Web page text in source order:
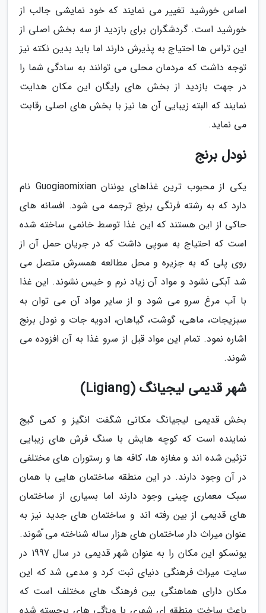
اساس خورشید تغییر می نمایند که خود نمایشی جالب از
خورشید است. گردشگران برای بازدید از سه بخش اصلی از
این تراس ها احتیاج به پذیرش دارند اما باید بدین نکته نیز
توجه داشت که مردمان محلی می توانند به سادگی شما را
در جهت بازدید از بخش های رایگان این مکان هدایت
نمایند که البته زیبایی آن ها نیز با بخش های اصلی رقابت
می نماید.
نودل برنج
یکی از محبوب ترین غذاهای یوننان Guogiaomixian نام
دارد که به رشته فرنگی برنج ترجمه می شود. افسانه های
حاکی از این هستند که این غذا توسط خانمی ساخته شده
است که احتیاج به سوپی داشت که در جریان حمل آن از
روی پلی که به جزیره و محل مطالعه همسرش متصل می
شد آبکی نشود و مواد آن زیاد نرم و خیس نشوند. این غذا
با آب مرغ سرو می شود و از سایر مواد آن می توان به
سبزیجات، ماهی، گوشت، گیاهان، ادویه جات و نودل برنج
اشاره نمود. تمام این مواد قبل از سرو غذا به آن افزوده می
شوند.
شهر قدیمی لیجیانگ (Ligiang)
بخش قدیمی لیجیانگ مکانی شگفت انگیز و کمی گیج
نماینده است که کوچه هایش با سنگ فرش های زیبایی
تزئین شده اند و مغازه ها، کافه ها و رستوران های مختلفی
در آن وجود دارند. در این منطقه ساختمان هایی با همان
سبک معماری چینی وجود دارند اما بسیاری از ساختمان
های قدیمی از بین رفته اند و ساختمان های جدید نیز به
عنوان میراث دار ساختمان های هزار ساله شناخته می ّشوند.
یونسکو این مکان را به عنوان شهر قدیمی در سال 1997 در
سایت میراث فرهنگی دنیای ثبت کرد و مدعی شد که این
مکان دارای هماهنگی بین فرهنگ های مختلف است که